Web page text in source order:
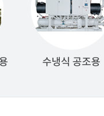
수냉식 공조용